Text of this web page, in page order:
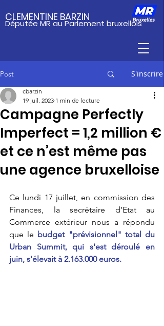
Députée MR au Parlement bruxellois
CLEMENTINE BARZIN
Post S'inscrire
Campagne Perfectly
Imperfect = 1,2 million €
et ce n’est même pas
une agence bruxelloise
cbarzin
19 juil. 2023 1 min de lecture
Ce lundi 17 juillet, en commission des
Finances, la secrétaire d’Etat au
Commerce extérieur nous a répondu
que le budget "prévisionnel" total du
Urban Summit, qui s'est déroulé en
juin, s'élevait à 2.163.000 euros.